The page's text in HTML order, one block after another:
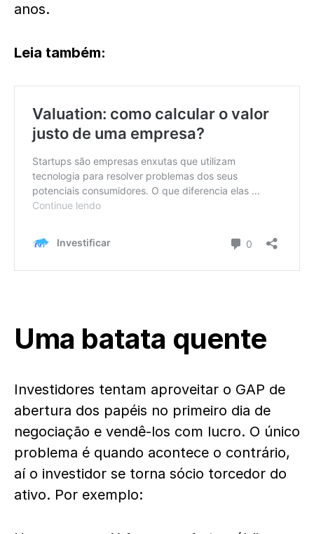
anos.
Leia também:
Uma batata quente
Investidores tentam aproveitar o GAP de
abertura dos papéis no primeiro dia de
negociação e vendê-los com lucro. O único
problema é quando acontece o contrário,
aí o investidor se torna sócio torcedor do
ativo. Por exemplo: